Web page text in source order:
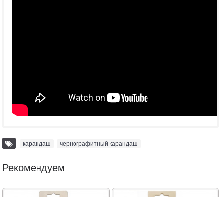
карандаш чернографитный карандаш
Рекомендуем